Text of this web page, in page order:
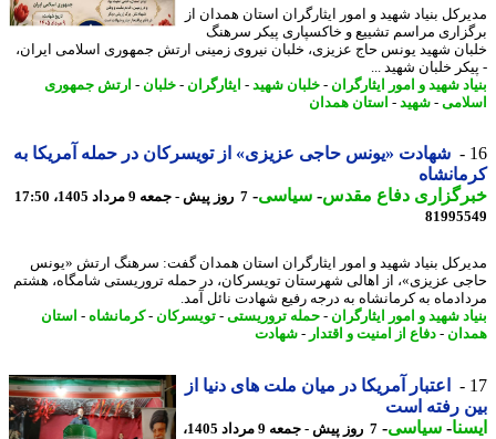
بنیاد شهید و امور ایثارگران استان همدان از
مراسم تشییع و خاکسپاری پیکر سرهنگ
شهید یونس حاج عزیزی، خلبان نیروی زمینی ارتش جمهوری اسلامی ایران،
خلبان شهید ...
شهید و امور ایثارگران- خلبان شهید-ایثارگران- خلبان-ارتش جمهوری
-شهید-استان همدان
شهادت «یونس حاجی عزیزی» از تویسرکان در حمله آمریکا به
دفاع مقدس-سیاسی-7 روز پیش - جمعه 9 مرداد 1405، 17:50
بنیاد شهید و امور ایثارگران استان همدان گفت: سرهنگ ارتش «یونس
عزیزی»، از اهالی شهرستان تویسرکان، در حمله تروریستی شامگاه، هشتم
به کرمانشاه به درجه رفیع شهادت نائل آمد.
شهید و امور ایثارگران- حمله تروریستی-تویسرکان -کرمانشاه-استان
- دفاع از امنیت و اقتدار-شهادت
اعتبار آمریکا در میان ملت های دنیا از
رفته است
-سیاسی-
7 روز پیش - جمعه 9 مرداد 1405،